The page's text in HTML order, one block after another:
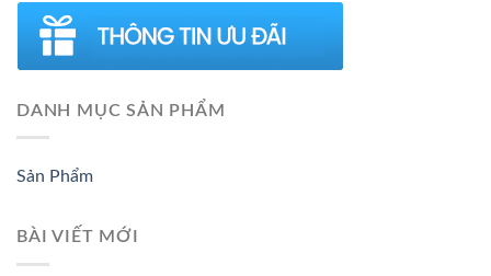
DANH MỤC SẢN PHẨM
Sản Phẩm
BÀI VIẾT MỚI